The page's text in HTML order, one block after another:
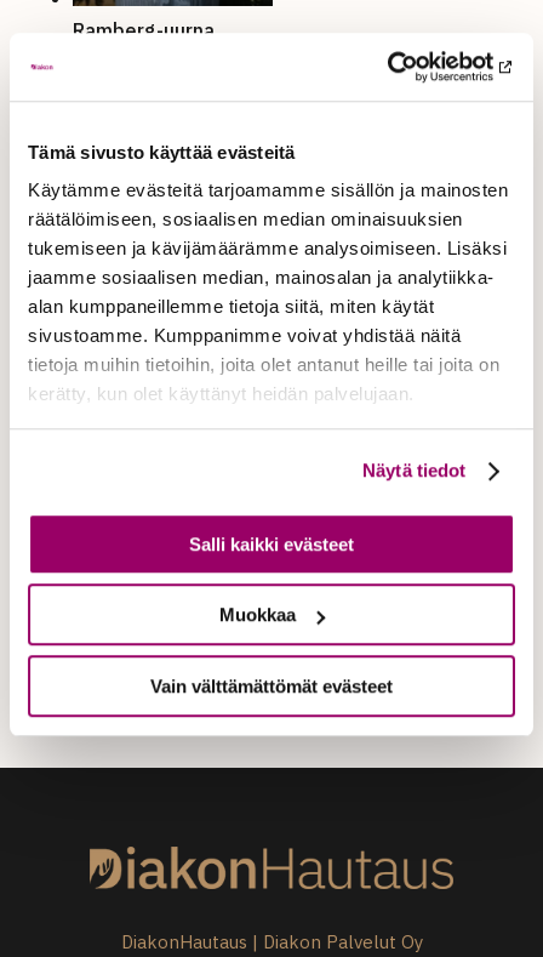
Tämä sivusto käyttää evästeitä
Käytämme evästeitä tarjoamamme sisällön ja mainosten
räätälöimiseen, sosiaalisen median ominaisuuksien
tukemiseen ja kävijämäärämme analysoimiseen. Lisäksi
jaamme sosiaalisen median, mainosalan ja analytiikka-
alan kumppaneillemme tietoja siitä, miten käytät
sivustoamme. Kumppanimme voivat yhdistää näitä
tietoja muihin tietoihin, joita olet antanut heille tai joita on
kerätty, kun olet käyttänyt heidän palvelujaan.
Näytä tiedot
Salli kaikki evästeet
Muokkaa
Vain välttämättömät evästeet
Ramberg-uurna
Vilja-uurna
n:o 20 Tammi-uurna
DiakonHautaus | Diakon Palvelut Oy